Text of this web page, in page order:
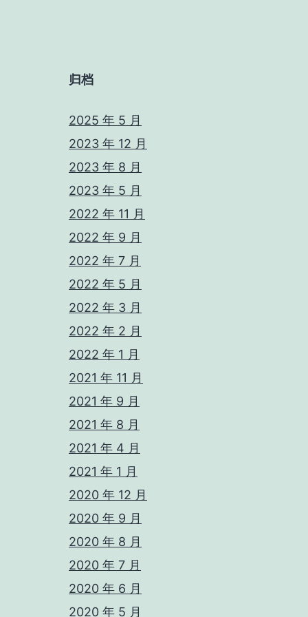
归档
2025 年 5 月
2023 年 12 月
2023 年 8 月
2023 年 5 月
2022 年 11 月
2022 年 9 月
2022 年 7 月
2022 年 5 月
2022 年 3 月
2022 年 2 月
2022 年 1 月
2021 年 11 月
2021 年 9 月
2021 年 8 月
2021 年 4 月
2021 年 1 月
2020 年 12 月
2020 年 9 月
2020 年 8 月
2020 年 7 月
2020 年 6 月
2020 年 5 月